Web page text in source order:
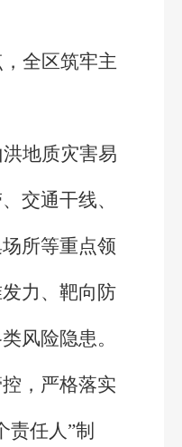
全区筑牢主
地质灾害易
交通干线、
所等重点领
力、靶向防
风险隐患。
，严格落实
责任人”制